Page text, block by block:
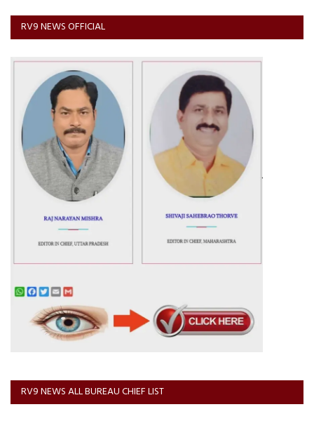
RV9 NEWS OFFICIAL
RV9 NEWS ALL BUREAU CHIEF LIST